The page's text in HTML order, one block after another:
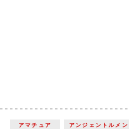
アマチュア
アンジェントルメン